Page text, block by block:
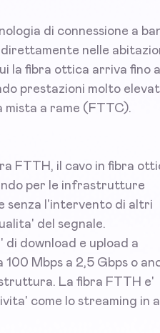
di connessione a
nelle
la fibra ottica arriva fino al
prestazioni molto
mista a rame (FTTC).
FTTH, il cavo in fibra
per le infrastrutture
senza l'intervento di altri
del segnale.
download e upload a
Mbps a 2,5 Gbps o
La fibra FTTH e'
come lo streaming in